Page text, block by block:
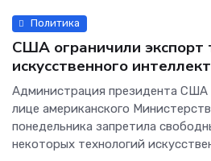
Политика
США ограничили экспорт
искусственного
Администрация президента США
лице американского
понедельника запретила
некоторых технологий